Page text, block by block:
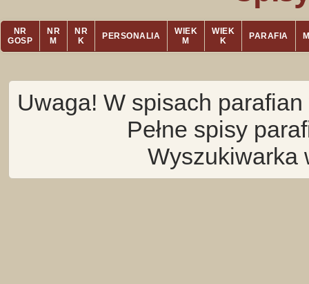
NR
GOSP
NR
M
NR
K
PERSONALIA
WIEK
M
WIEK
K
PARAFIA
Uwaga! W spisach
Pełne spisy
Wyszukiwarka